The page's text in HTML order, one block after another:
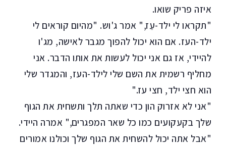
איזה פריק שואו.
"תקראו לי ילד-עֵז," אמר ג'וש. "מהיום קוראים לי
ילד-העז. אם הוא יכול להפוך מגבר לאישה, מג'ו
להיידי, אז גם אני יכול לעשות את אותו הדבר. אני
מחליף רשמית את השם שלי לילד-העז, והמגדר שלי
הוא חצי ילד, חצי עז."
"אני לא אזרוק הון כדי שאתה תלך ותשחית את הגוף
שלך בקעקועים כמו כל שאר המפגרים," אמרה היידי.
"אבל אתה יכול להשחית את הגוף שלך וכולנו אמורים